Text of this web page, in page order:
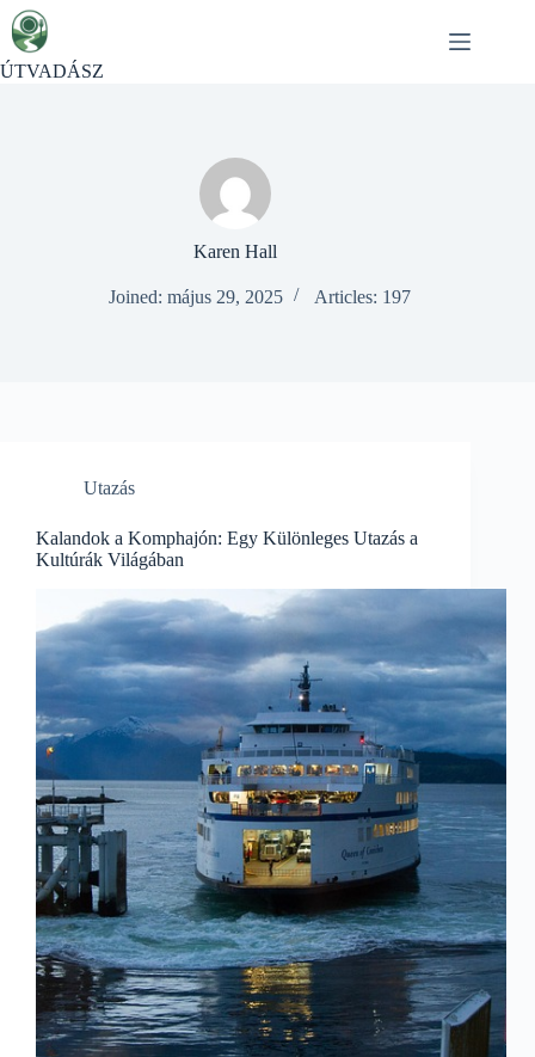
Skip
to
content
ÚTVADÁSZ
Karen Hall
Joined: május 29, 2025 Articles: 197
Utazás
Kalandok a Komphajón: Egy Különleges Utazás a
Kultúrák Világában